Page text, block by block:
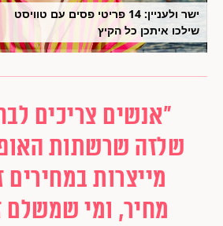
ישר ולעניין: 14 פריטי פסים עם טוויסט
שילכו איתכן כל הקיץ
"אנשים צריכים
שלזה שרשתות
מייצרות במחירים
מחיר, ומי